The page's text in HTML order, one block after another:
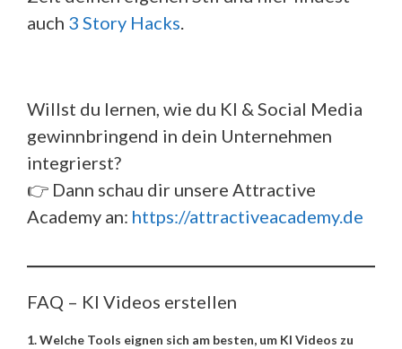
auch 3 Story Hacks.
Willst du lernen, wie du KI & Social Media
gewinnbringend in dein Unternehmen
integrierst?
👉 Dann schau dir unsere Attractive
Academy an: https://attractiveacademy.de
FAQ – KI Videos erstellen
1. Welche Tools eignen sich am besten, um KI Videos zu